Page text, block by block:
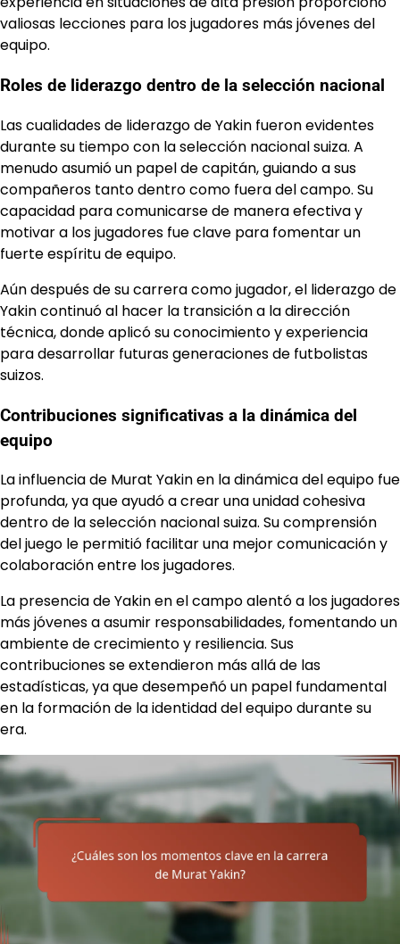
valiosas lecciones para los jugadores más jóvenes del
equipo.
Roles de liderazgo dentro de la selección nacional
Las cualidades de liderazgo de Yakin fueron evidentes
durante su tiempo con la selección nacional suiza. A
menudo asumió un papel de capitán, guiando a sus
compañeros tanto dentro como fuera del campo. Su
capacidad para comunicarse de manera efectiva y
motivar a los jugadores fue clave para fomentar un
fuerte espíritu de equipo.
Aún después de su carrera como jugador, el liderazgo de
Yakin continuó al hacer la transición a la dirección
técnica, donde aplicó su conocimiento y experiencia
para desarrollar futuras generaciones de futbolistas
suizos.
Contribuciones significativas a la dinámica del
equipo
La influencia de Murat Yakin en la dinámica del equipo fue
profunda, ya que ayudó a crear una unidad cohesiva
dentro de la selección nacional suiza. Su comprensión
del juego le permitió facilitar una mejor comunicación y
colaboración entre los jugadores.
La presencia de Yakin en el campo alentó a los jugadores
más jóvenes a asumir responsabilidades, fomentando un
ambiente de crecimiento y resiliencia. Sus
contribuciones se extendieron más allá de las
estadísticas, ya que desempeñó un papel fundamental
en la formación de la identidad del equipo durante su
era.